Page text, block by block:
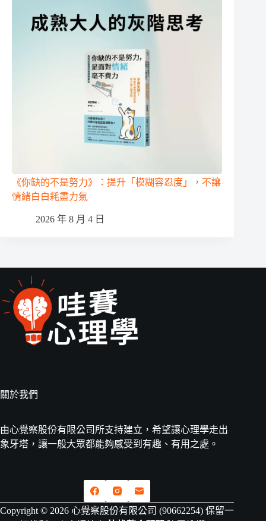
《你缺的不是努力》：提升「模糊容忍度」，不讓
情緒白白耗盡力氣
2026 年 8 月 4 日
關於我們
由心覺察股份有限公司所支持建立，希望讓心理學走出
象牙塔，讓一般大眾都能夠感受到有趣、有用之處。
Copyright © 2026 心覺察股份有限公司 (90662254) 保留一